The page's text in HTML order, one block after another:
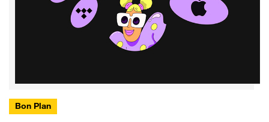
Bon Plan